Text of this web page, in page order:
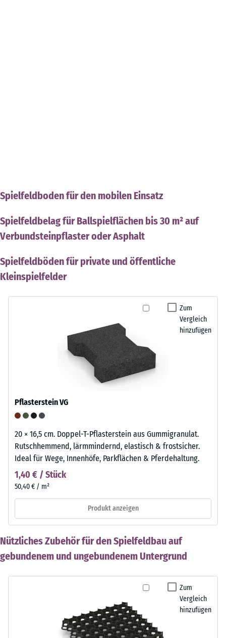
Spielfeldboden für den mobilen Einsatz
Spielfeldbelag für Ballspielflächen bis 30 m² auf
Verbundsteinpflaster oder Asphalt
Spielfeldböden für private und öffentliche
Kleinspielfelder
Zum
Vergleich
hinzufügen
Pflasterstein VG
20 × 16,5 cm. Doppel-T-Pflasterstein aus Gummigranulat.
Rutschhemmend, lärmmindernd, elastisch & frostsicher.
Ideal für Wege, Innenhöfe, Parkflächen & Pferdehaltung.
1,40 € / Stück
50,40 € / m²
Produkt anzeigen
Nützliches Zubehör für den Spielfeldbau auf
gebundenem und ungebundenem Untergrund
Zum
Vergleich
hinzufügen